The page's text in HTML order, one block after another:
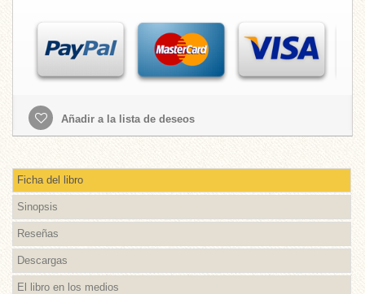
Añadir a la lista de deseos
Ficha del libro
Sinopsis
Reseñas
Descargas
El libro en los medios